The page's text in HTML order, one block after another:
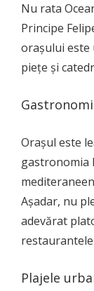
Nu rata
Principe
orașului este
piețe și
Orașul este
gastronomia
Așadar, nu
adevărat
Plajele